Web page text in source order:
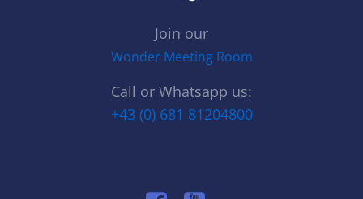
Join our
Wonder Meeting Room
Call or Whatsapp us:
+43 (0) 681 81204800